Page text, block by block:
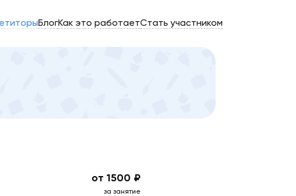
БлогКак это работаетСтать участником
от 1500 ₽
за занятие